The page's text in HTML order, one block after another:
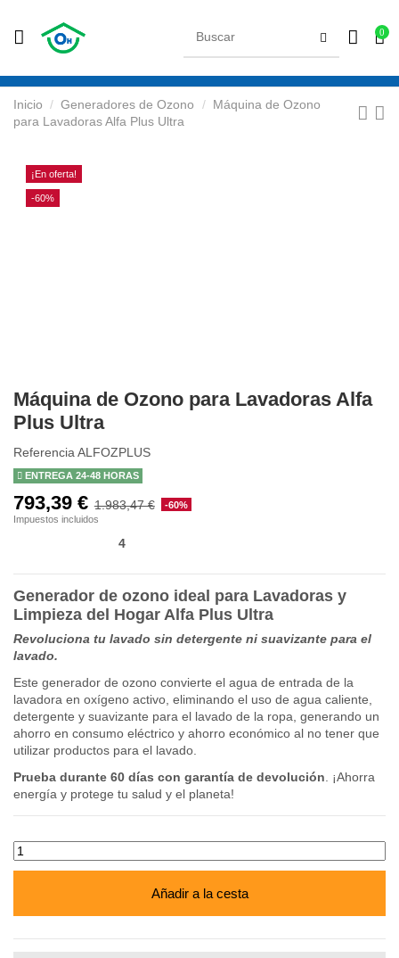
0
Inicio Generadores de Ozono
Máquina de Ozono
para Lavadoras Alfa Plus Ultra
¡En oferta!
-60%
Máquina de Ozono para Lavadoras Alfa
Plus Ultra
ReferenciaALFOZPLUS
ENTREGA 24-48 HORAS
793,39 € 1.983,47 €
-60%
Impuestos incluidos
4
Generador de ozono ideal para Lavadoras y
Limpieza del Hogar Alfa Plus Ultra
Revoluciona tu lavado sin detergente ni suavizante para el
lavado.
Este generador de ozono convierte el agua de entrada de la
lavadora en oxígeno activo, eliminando el uso de agua caliente,
detergente y suavizante para el lavado de la ropa, generando un
ahorro en consumo eléctrico y ahorro económico al no tener que
utilizar productos para el lavado.
Prueba durante 60 días con garantía de devolución . ¡Ahorra
energía y protege tu salud y el planeta!
Añadir a la cesta